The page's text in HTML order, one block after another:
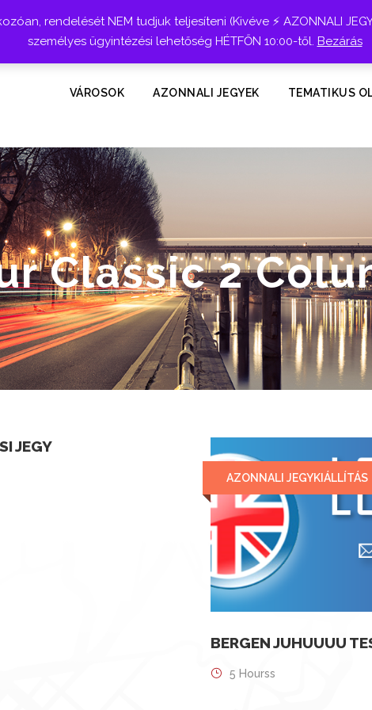
VÁROSOK AZONNALI JEGYEK TEMATIKUS
Classic 2
JEGY
AZONNALI JEGYKIÁLLÍTÁS
BERGEN JUHUUUU
5 Hourss
rendelését NEM tudjuk teljesíteni (Kivéve ⚡ AZONNALI
személyes ügyintézési lehetőség HÉTFŐN 10:00-től. Bezárás